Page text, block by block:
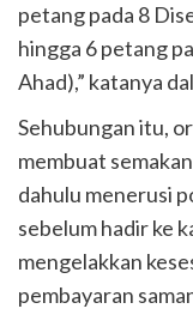
petang pada 8
hingga 6 petang
Ahad),” katanya
Sehubungan itu,
membuat
dahulu menerusi
sebelum hadir ke
mengelakkan
pembayaran